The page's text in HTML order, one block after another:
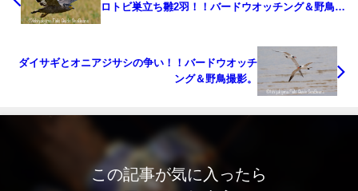
ロトビ巣立ち雛2羽！！バードウオッチング＆野鳥撮
ダイサギとオニアジサシの争い！！バードウオッチ
ング＆野鳥撮影。
この記事が気に入ったら